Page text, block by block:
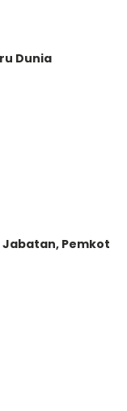
Dunia
Jabatan, Pemkot